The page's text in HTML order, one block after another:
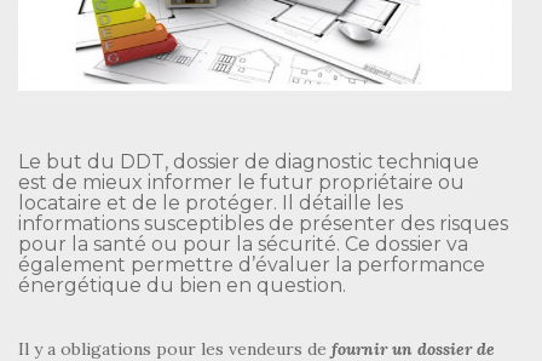
Le but du DDT, dossier de diagnostic technique
est de mieux informer le futur propriétaire ou
locataire et de le protéger. Il détaille les
informations susceptibles de présenter des risques
pour la santé ou pour la sécurité. Ce dossier va
également permettre d’évaluer la performance
énergétique du bien en question.
Il y a obligations pour les vendeurs de fournir un dossier de